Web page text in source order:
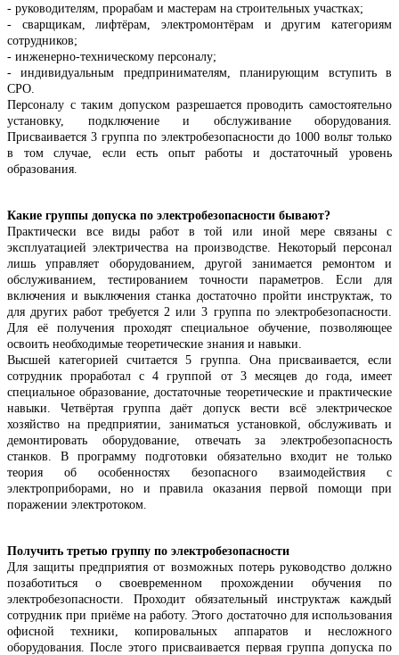
- руководителям, прорабам и мастерам на строительных участках;
- сварщикам, лифтёрам, электромонтёрам и другим категориям
сотрудников;
- инженерно-техническому персоналу;
- индивидуальным предпринимателям, планирующим вступить в
СРО.
Персоналу с таким допуском разрешается проводить самостоятельно
установку, подключение и обслуживание оборудования.
Присваивается 3 группа по электробезопасности до 1000 вольт только
в том случае, если есть опыт работы и достаточный уровень
образования.
Какие группы допуска по электробезопасности бывают?
Практически все виды работ в той или иной мере связаны с
эксплуатацией электричества на производстве. Некоторый персонал
лишь управляет оборудованием, другой занимается ремонтом и
обслуживанием, тестированием точности параметров. Если для
включения и выключения станка достаточно пройти инструктаж, то
для других работ требуется 2 или 3 группа по электробезопасности.
Для её получения проходят специальное обучение, позволяющее
освоить необходимые теоретические знания и навыки.
Высшей категорией считается 5 группа. Она присваивается, если
сотрудник проработал с 4 группой от 3 месяцев до года, имеет
специальное образование, достаточные теоретические и практические
навыки. Четвёртая группа даёт допуск вести всё электрическое
хозяйство на предприятии, заниматься установкой, обслуживать и
демонтировать оборудование, отвечать за электробезопасность
станков. В программу подготовки обязательно входит не только
теория об особенностях безопасного взаимодействия с
электроприборами, но и правила оказания первой помощи при
поражении электротоком.
Получить третью группу по электробезопасности
Для защиты предприятия от возможных потерь руководство должно
позаботиться о своевременном прохождении обучения по
электробезопасности. Проходит обязательный инструктаж каждый
сотрудник при приёме на работу. Этого достаточно для использования
офисной техники, копировальных аппаратов и несложного
оборудования. После этого присваивается первая группа допуска по